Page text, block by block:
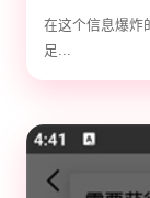
效！
在这个信息爆炸
足...